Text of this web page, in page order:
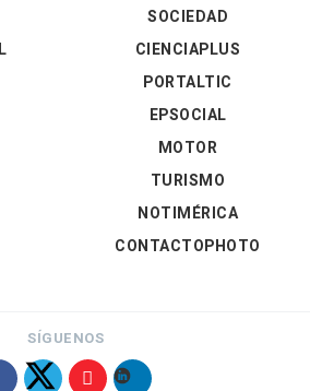
SOCIEDAD
CIENCIAPLUS
PORTALTIC
EPSOCIAL
MOTOR
TURISMO
NOTIMÉRICA
CONTACTOPHOTO
SÍGUENOS